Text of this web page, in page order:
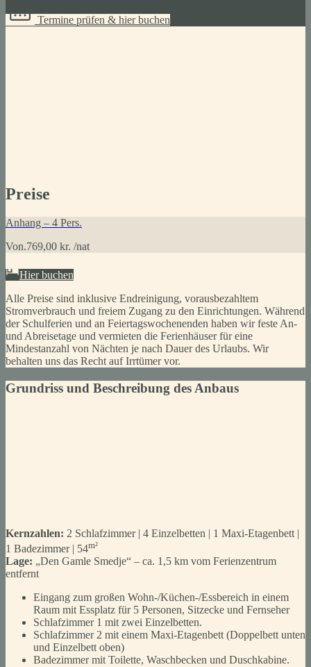
Termine prüfen & hier buchen
Preise
Anhang – 4 Pers.
Von.769,00 kr. /nat
Hier buchen
Alle Preise sind inklusive Endreinigung, vorausbezahltem
Stromverbrauch und freiem Zugang zu den Einrichtungen. Während
der Schulferien und an Feiertagswochenenden haben wir feste An-
und Abreisetage und vermieten die Ferienhäuser für eine
Mindestanzahl von Nächten je nach Dauer des Urlaubs. Wir
behalten uns das Recht auf Irrtümer vor.
Grundriss und Beschreibung des Anbaus
Kernzahlen: 2 Schlafzimmer | 4 Einzelbetten | 1 Maxi-Etagenbett |
1 Badezimmer | 54m²
Lage: „Den Gamle Smedje“ – ca. 1,5 km vom Ferienzentrum
entfernt
Eingang zum großen Wohn-/Küchen-/Essbereich in einem
Raum mit Essplatz für 5 Personen, Sitzecke und Fernseher
Schlafzimmer 1 mit zwei Einzelbetten.
Schlafzimmer 2 mit einem Maxi-Etagenbett (Doppelbett unten
und Einzelbett oben)
Badezimmer mit Toilette, Waschbecken und Duschkabine.